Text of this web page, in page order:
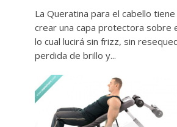
La Queratina para el cabello
crear una capa protectora sobre
lo cual lucirá sin frizz, sin
perdida de brillo y...